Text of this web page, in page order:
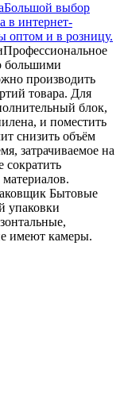
Большой выбор
в интернет-
оптом и в розницу.
Профессиональное
большими
производить
товара. Для
блок,
и поместить
снизить объём
затрачиваемое на
сократить
Бытовые
упаковки
имеют камеры.